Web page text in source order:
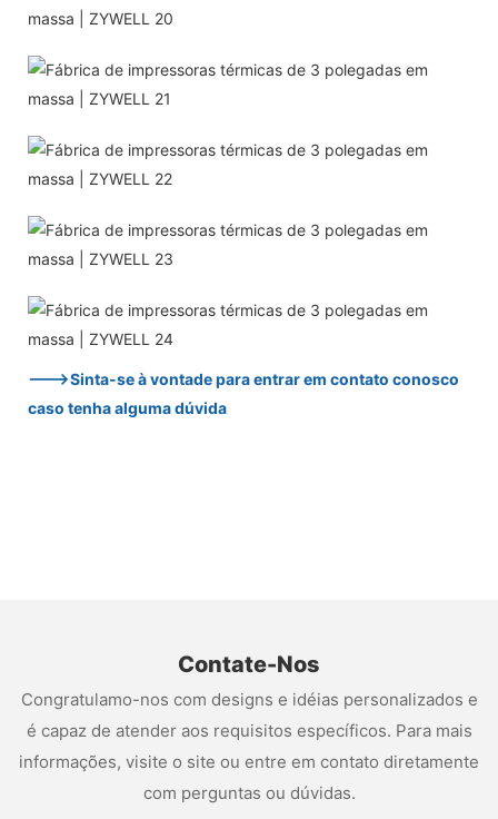
--->Sinta-se à vontade para entrar em contato conosco
caso tenha alguma dúvida
Contate-Nos
Congratulamo-nos com designs e idéias personalizados e
é capaz de atender aos requisitos específicos. Para mais
informações, visite o site ou entre em contato diretamente
com perguntas ou dúvidas.